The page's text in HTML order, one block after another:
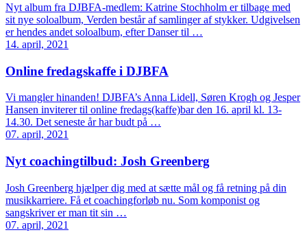
Nyt album fra DJBFA-medlem: Katrine Stochholm er tilbage med
sit nye soloalbum, Verden består af samlinger af stykker. Udgivelsen
er hendes andet soloalbum, efter Danser til …
14. april, 2021
Online fredagskaffe i DJBFA
Vi mangler hinanden! DJBFA’s Anna Lidell, Søren Krogh og Jesper
Hansen inviterer til online fredags(kaffe)bar den 16. april kl. 13-
14.30. Det seneste år har budt på …
07. april, 2021
Nyt coachingtilbud: Josh Greenberg
Josh Greenberg hjælper dig med at sætte mål og få retning på din
musikkarriere. Få et coachingforløb nu. Som komponist og
sangskriver er man tit sin …
07. april, 2021